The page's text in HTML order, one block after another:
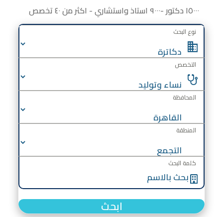
١٥٠٠٠ دكتور -٩٠٠٠ استاذ واستشاري - اكثر من ٤٠ تخصص
نوع البحث
التخصص
المحافظة
المنطقة
كلمة البحث
ابحث